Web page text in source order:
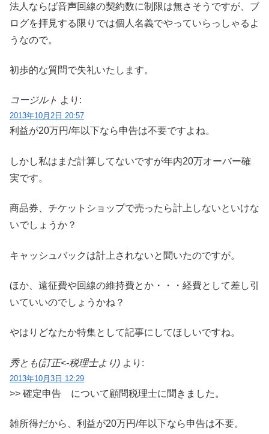
法人ならば音声回線の契約数に制限は無さそうですが、ブ
ログを拝見する限りでは個人名義でやっていらっしゃるよ
うなので。
初歩的な質問で失礼いたします。
コージルト より:
2013年10月2日 20:57
利益が20万円/年以下なら申告は不要ですよね。
しかし私はまだ計算してないですが年内20万オーバー確
実です。
商品券、チケットショップで売ったら計上しないといけな
いでしょうか？
キャッシュバックは計上されないと聞いたのですが。
ほか、遠征費や回線の維持費とか・・・経費として差し引
いていいのでしょうかね？
やはりどなたか特集として記事にしてほしいですね。
秀とも(訂正<-税理士より) より:
2013年10月3日 12:29
>> 確定申告 について顧問税理士に聞きました。
雑所得だから、利益が20万円/年以下なら申告は不要。